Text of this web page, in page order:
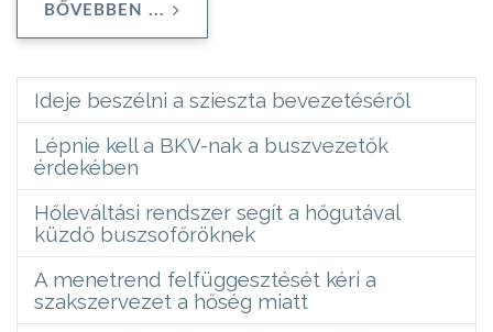
BŐVEBBEN ...
Ideje beszélni a szieszta bevezetéséről
Lépnie kell a BKV-nak a buszvezetők
érdekében
Hőleváltási rendszer segít a hőgutával
küzdő buszsofőröknek
A menetrend felfüggesztését kéri a
szakszervezet a hőség miatt